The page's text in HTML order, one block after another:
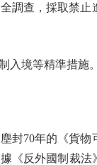
調查，採取禁止
境等精準措施。
封70年的《貨物
《反外國制裁法